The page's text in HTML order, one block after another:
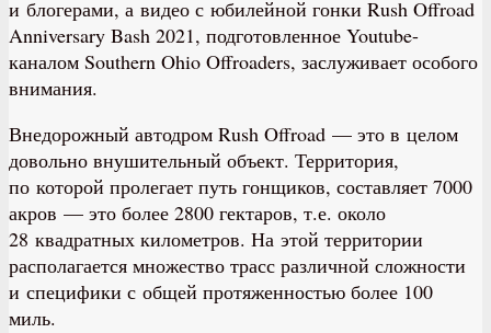
и блогерами, а видео с юбилейной гонки Rush Offroad
Anniversary Bash 2021, подготовленное Youtube-
каналом Southern Ohio Offroaders, заслуживает особого
внимания.
Внедорожный автодром Rush Offroad — это в целом
довольно внушительный объект. Территория,
по которой пролегает путь гонщиков, составляет 7000
акров — это более 2800 гектаров, т.е. около
28 квадратных километров. На этой территории
располагается множество трасс различной сложности
и специфики с общей протяженностью более 100
миль.